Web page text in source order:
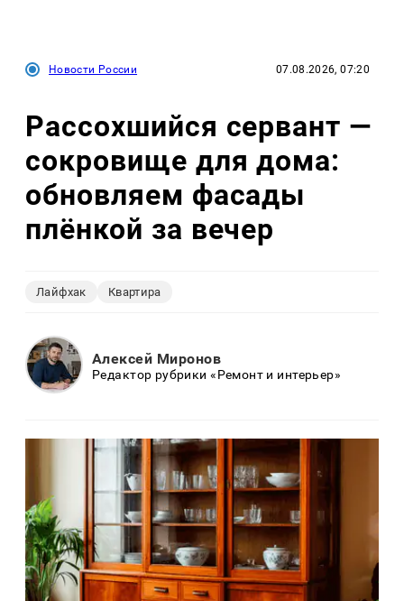
Новости России 07.08.2026, 07:20
Рассохшийся сервант —
сокровище для дома:
обновляем фасады
плёнкой за вечер
Лайфхак Квартира
Алексей Миронов
Редактор рубрики «Ремонт и интерьер»